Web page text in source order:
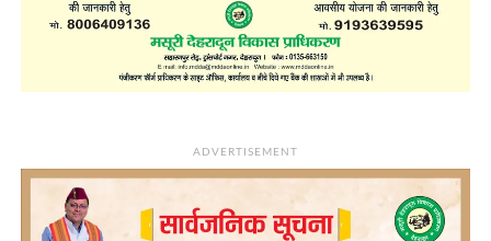
ADVERTISEMENT